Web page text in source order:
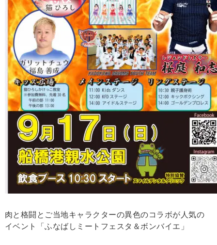
肉と格闘とご当地キャラクターの異色のコラボが人気の
イベント「ふなばしミートフェスタ＆ボンバイエ」